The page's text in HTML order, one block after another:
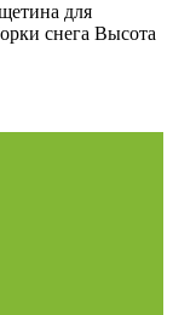
для
снега Высота